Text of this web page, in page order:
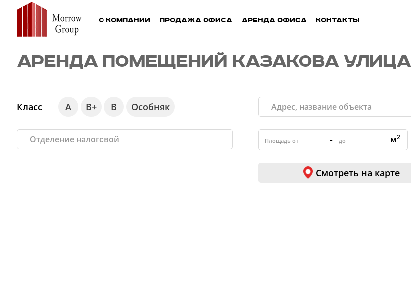
О компании Продажа офиса Аренда офиса Контакты
АРЕНДА ПОМЕЩЕНИЙ КАЗАКОВА УЛИЦА
Класс А В+ В Особняк
- м2
Смотреть на карте